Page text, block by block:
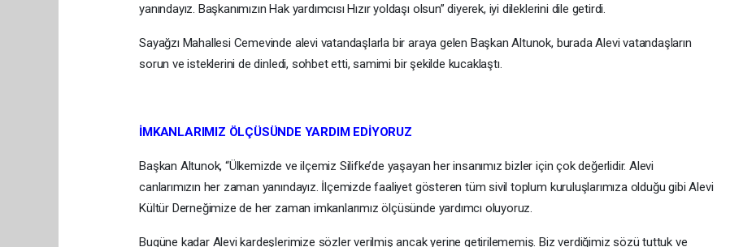
yanındayız. Başkanımızın Hak yardımcısı Hızır yoldaşı olsun” diyerek, iyi dileklerini dile getirdi.
Sayağzı Mahallesi Cemevinde alevi vatandaşlarla bir araya gelen Başkan Altunok, burada Alevi vatandaşların
sorun ve isteklerini de dinledi, sohbet etti, samimi bir şekilde kucaklaştı.
İMKANLARIMIZ ÖLÇÜSÜNDE YARDIM EDİYORUZ
Başkan Altunok, “Ülkemizde ve ilçemiz Silifke’de yaşayan her insanımız bizler için çok değerlidir. Alevi
canlarımızın her zaman yanındayız. İlçemizde faaliyet gösteren tüm sivil toplum kuruluşlarımıza olduğu gibi Alevi
Kültür Derneğimize de her zaman imkanlarımız ölçüsünde yardımcı oluyoruz.
Bugüne kadar Alevi kardeşlerimize sözler verilmiş ancak yerine getirilememiş. Biz verdiğimiz sözü tuttuk ve